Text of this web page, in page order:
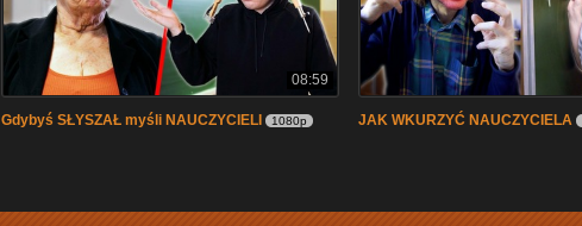
08:59
Gdybyś SŁYSZAŁ myśli NAUCZYCIELI 1080p JAK WKURZYĆ NAUCZYCIELA